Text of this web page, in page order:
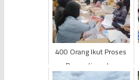
400 Orang Ikut Proses
Penyortiran dan